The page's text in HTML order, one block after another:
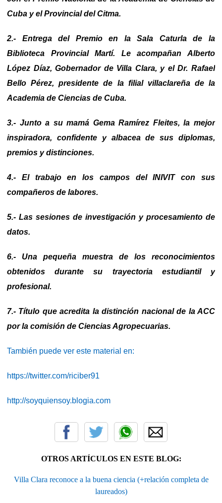
Cuba y el Provincial del Citma.
2.- Entrega del Premio en la Sala Caturla de la
Biblioteca Provincial Martí. Le acompañan Alberto
López Díaz, Gobernador de Villa Clara, y el Dr. Rafael
Bello Pérez, presidente de la filial villaclareña de la
Academia de Ciencias de Cuba.
3.- Junto a su mamá Gema Ramírez Fleites, la mejor
inspiradora, confidente y albacea de sus diplomas,
premios y distinciones.
4.- El trabajo en los campos del INIVIT con sus
compañeros de labores.
5.- Las sesiones de investigación y procesamiento de
datos.
6.- Una pequeña muestra de los reconocimientos
obtenidos durante su trayectoria estudiantil y
profesional.
7.- Título que acredita la distinción nacional de la ACC
por la comisión de Ciencias Agropecuarias.
También puede ver este material en:
https://twitter.com/riciber91
http://soyquiensoy.blogia.com
OTROS ARTÍCULOS EN ESTE BLOG:
Villa Clara reconoce a la buena ciencia (+relación completa de
laureados)